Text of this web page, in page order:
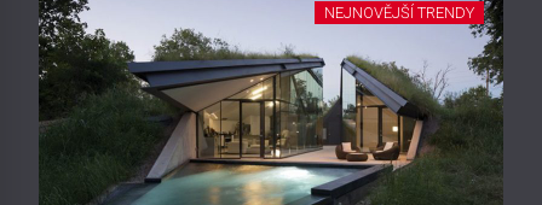
NEJNOVĚJŠÍ TRENDY